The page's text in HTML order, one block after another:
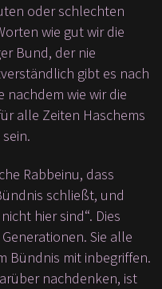
oder schlechten
wie gut wir die
Bund, der nie
gibt es nach
nachdem wie wir die
alle Zeiten Haschems
Rabbeinu, dass
schließt, und
hier sind“. Dies
Sie alle
Bündnis mit inbegriffen.
nachdenken, ist